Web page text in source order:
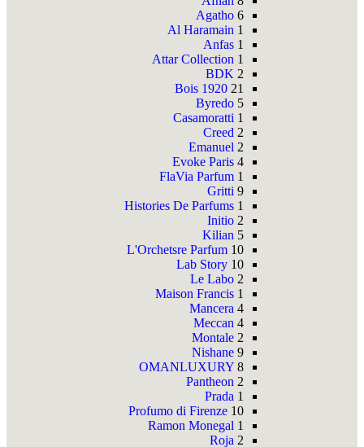
Agatho 6
Al Haramain 1
Anfas 1
Attar Collection 1
BDK 2
Bois 1920 21
Byredo 5
Casamoratti 1
Creed 2
Emanuel 2
Evoke Paris 4
FlaVia Parfum 1
Gritti 9
Histories De Parfums 1
Initio 2
Kilian 5
L'Orchetsre Parfum 10
Lab Story 10
Le Labo 2
Maison Francis 1
Mancera 4
Meccan 4
Montale 2
Nishane 9
OMANLUXURY 8
Pantheon 2
Prada 1
Profumo di Firenze 10
Ramon Monegal 1
Roja 2